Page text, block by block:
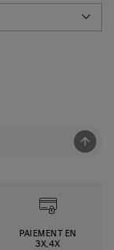
PAIEMENT EN
3X,4X